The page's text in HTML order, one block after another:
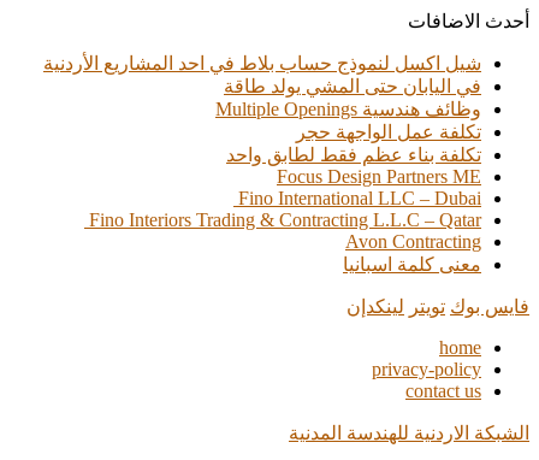
أحدث الاضافات
شيل اكسل لنموذج حساب بلاط في احد المشاريع الأردنية
في اليابان حتى المشي يولد طاقة
وظائف هندسية Multiple Openings
تكلفة عمل الواجهة حجر
تكلفة بناء عظم فقط لطابق واحد
Focus Design Partners ME
Fino International LLC – Dubai
Fino Interiors Trading & Contracting L.L.C – Qatar
Avon Contracting
معنى كلمة اسبانيا
فايس بوك تويتر لينكدإن
home
privacy-policy
contact us
الشبكة الاردنية للهندسة المدنية